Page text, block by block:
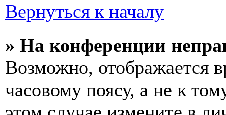
Вернуться к началу
» На конференции
Возможно, отображается
часовому поясу, а не к